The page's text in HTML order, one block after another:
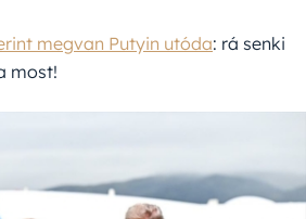
megvan Putyin utóda: rá senki
most!